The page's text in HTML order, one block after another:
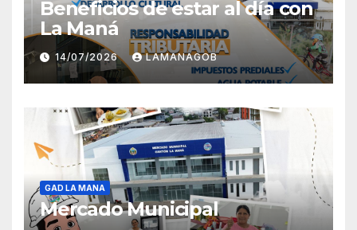
Beneficios de estar al día con
La Maná
14/07/2026 LAMANAGOB
GAD LA MANA
Mercado Municipal